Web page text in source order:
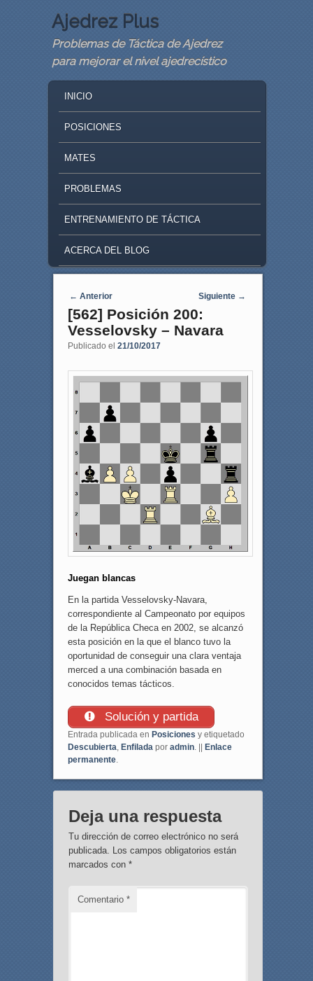
Ajedrez Plus
Problemas de Táctica de Ajedrez
para mejorar el nivel ajedrecístico
SKIP TO PRIMARY CONTENT
SKIP TO SECONDARY CONTENT
INICIO
POSICIONES
MATES
PROBLEMAS
ENTRENAMIENTO DE TÁCTICA
ACERCA DEL BLOG
Navegaci�n de entradas
← Anterior Siguiente →
[562] Posición 200:
Vesselovsky – Navara
Publicado el 21/10/2017
Juegan blancas
En la partida Vesselovsky-Navara,
correspondiente al Campeonato por equipos
de la República Checa en 2002, se alcanzó
esta posición en la que el blanco tuvo la
oportunidad de conseguir una clara ventaja
merced a una combinación basada en
conocidos temas tácticos.
Solución y partida
Entrada publicada en Posiciones y etiquetado
Descubierta, Enfiladapor admin. ||
Enlace
permanente.
Deja una respuesta
Tu dirección de correo electrónico no será
publicada. Los campos obligatorios están
marcados con *
Comentario *